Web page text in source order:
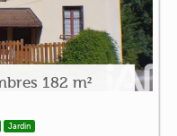
182 m²
Jardin